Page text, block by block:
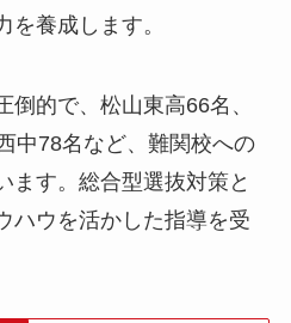
を養成します。
的で、松山東高66名、
中78名など、難関校への
ます。総合型選抜対策と
ハウを活かした指導を受